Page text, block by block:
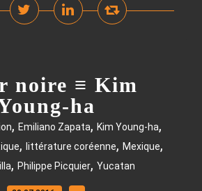
noire ≡ Kim
ha
, Emiliano Zapata, Kim Young-ha,
, littérature coréenne, Mexique,
, Philippe Picquier, Yucatan